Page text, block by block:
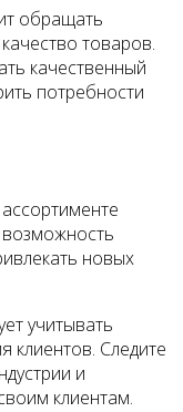
обращать
товаров.
качественный
потребности
новых
учитывать
клиентов. Следите
и
клиентам.